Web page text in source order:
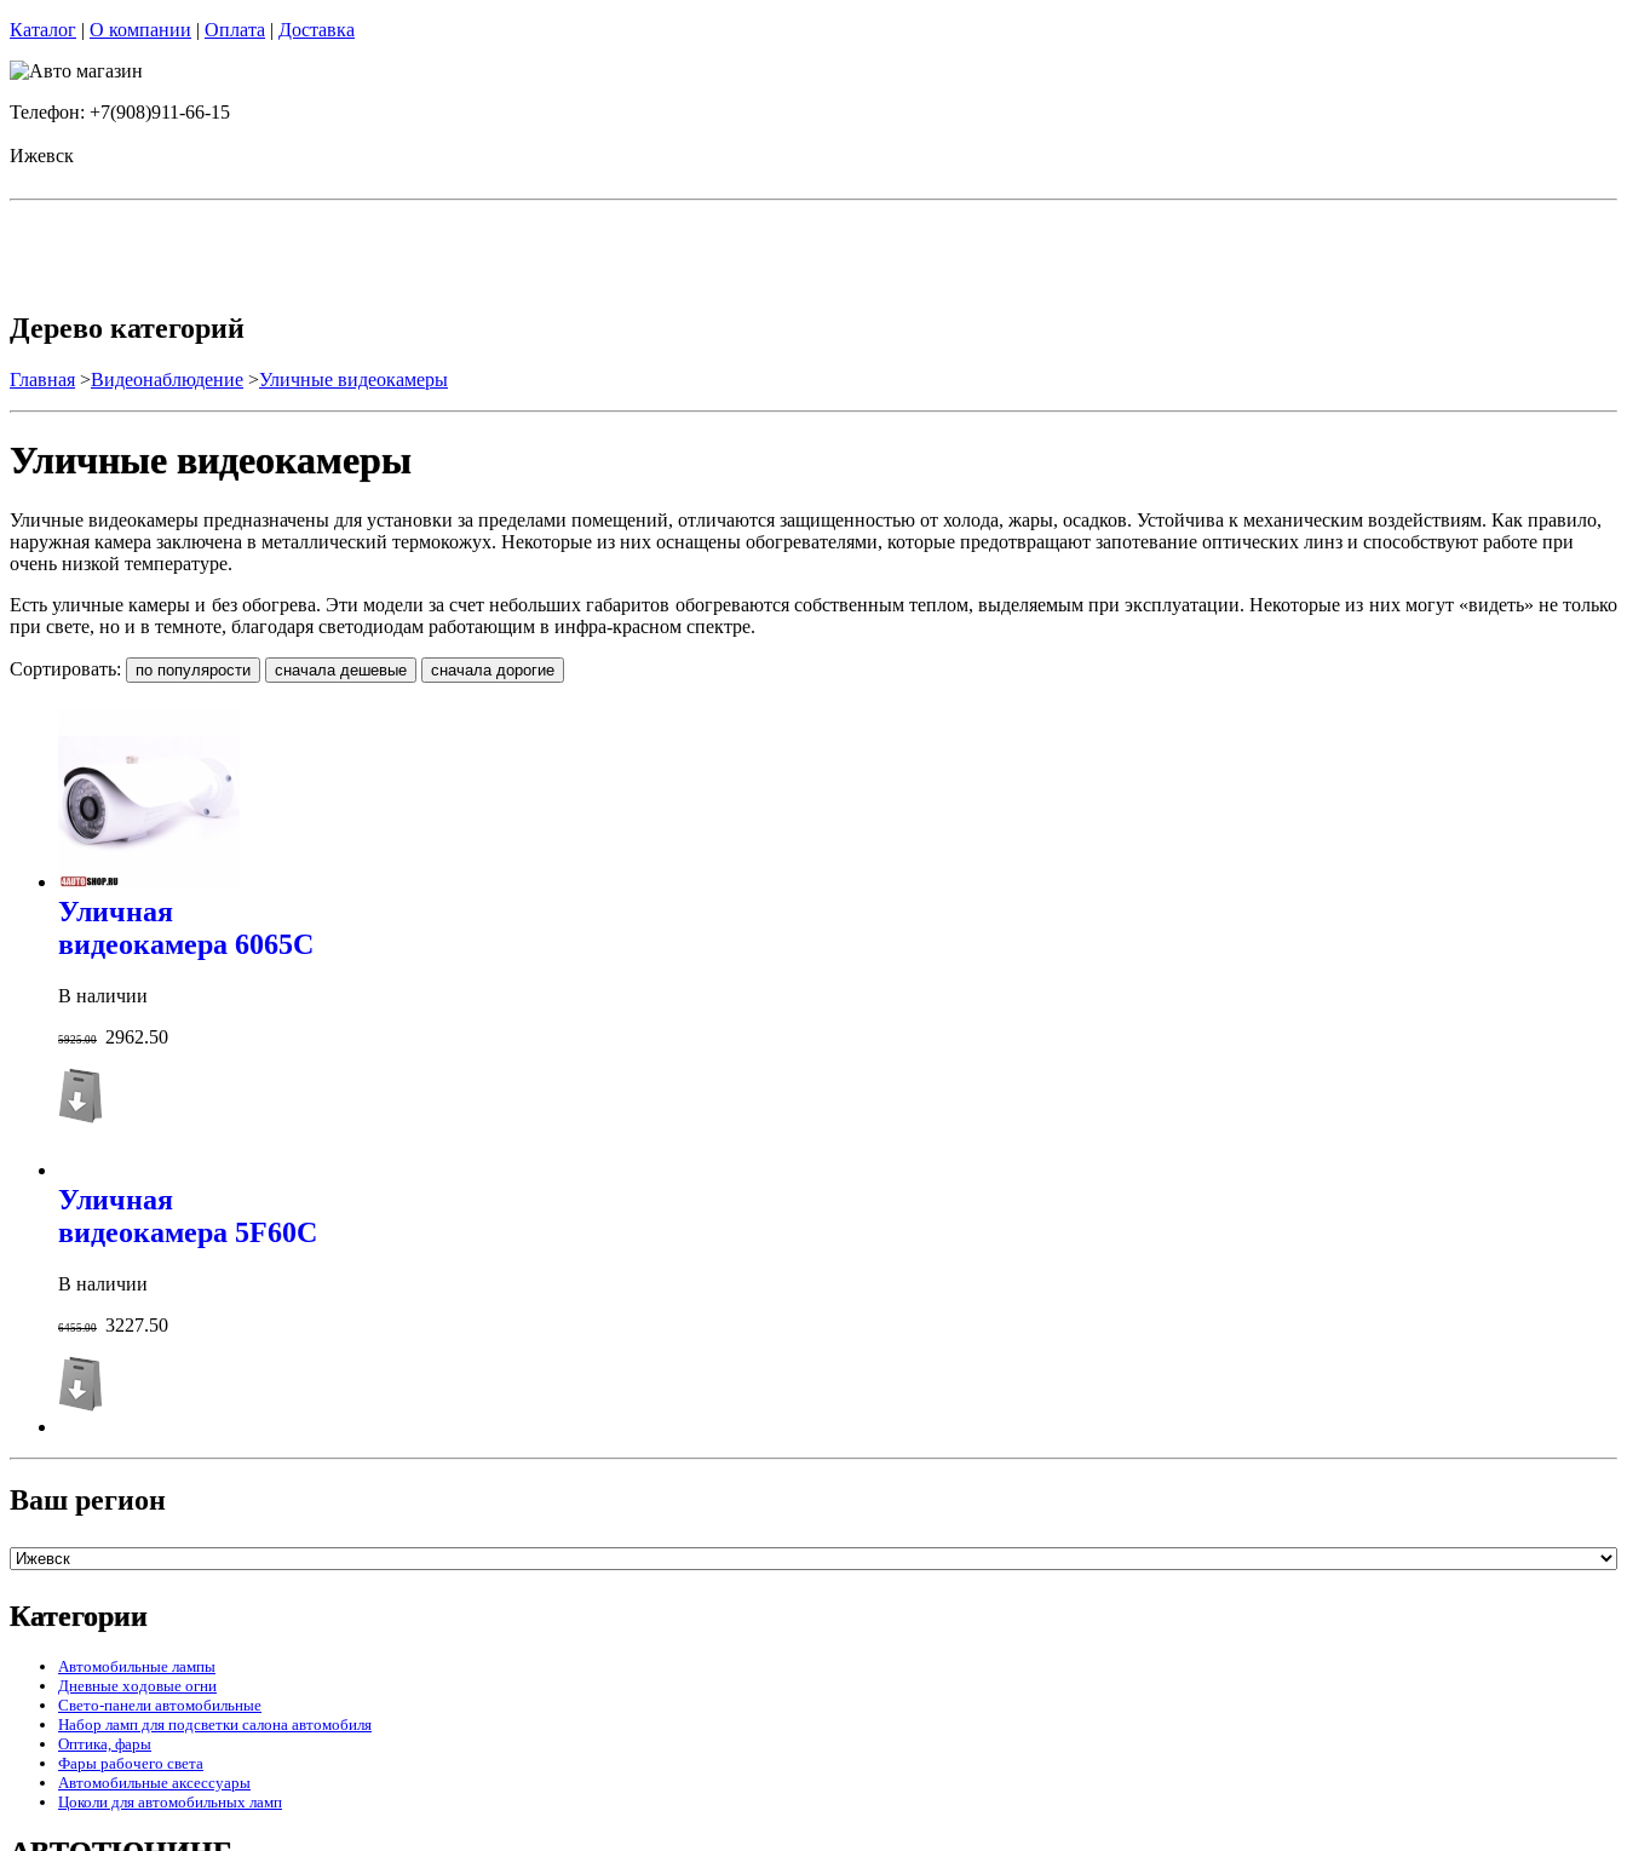
Каталог | О компании | Оплата | Доставка
Телефон: +7(908)911-66-15
Ижевск
Дерево категорий
Главная >Видеонаблюдение >Уличные видеокамеры
Уличные видеокамеры
Уличные видеокамеры предназначены для установки за пределами помещений, отличаются защищенностью от холода, жары, осадков. Устойчива к механическим воздействиям. Как правило,
наружная камера заключена в металлический термокожух. Некоторые из них оснащены обогревателями, которые предотвращают запотевание оптических линз и способствуют работе при
очень низкой температуре.
Есть уличные камеры и без обогрева. Эти модели за счет небольших габаритов обогреваются собственным теплом, выделяемым при эксплуатации. Некоторые из них могут «видеть» не только
при свете, но и в темноте, благодаря светодиодам работающим в инфра-красном спектре.
Сортировать:
Уличная
видеокамера 6065С
В наличии
5925.00 2962.50
Уличная
видеокамера 5F60C
В наличии
6455.00 3227.50
Ваш регион
Категории
Автомобильные лампы
Дневные ходовые огни
Свето-панели автомобильные
Набор ламп для подсветки салона автомобиля
Оптика, фары
Фары рабочего света
Автомобильные аксессуары
Цоколи для автомобильных ламп